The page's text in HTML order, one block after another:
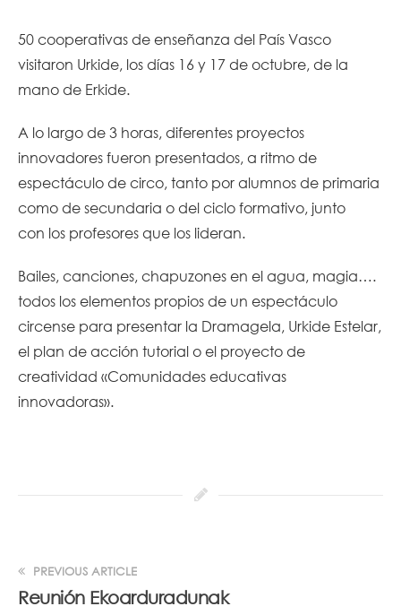
50 cooperativas de enseñanza del País Vasco
visitaron Urkide, los días 16 y 17 de octubre, de la
mano de Erkide.
A lo largo de 3 horas, diferentes proyectos
innovadores fueron presentados, a ritmo de
espectáculo de circo, tanto por alumnos de primaria
como de secundaria o del ciclo formativo, junto
con los profesores que los lideran.
Bailes, canciones, chapuzones en el agua, magia….
todos los elementos propios de un espectáculo
circense para presentar la Dramagela, Urkide Estelar,
el plan de acción tutorial o el proyecto de
creatividad «Comunidades educativas
innovadoras».
PREVIOUS ARTICLE
Reunión Ekoarduradunak